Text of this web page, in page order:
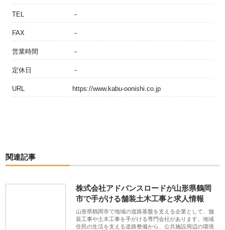
TEL －
FAX －
営業時間 －
定休日 －
URL https://www.kabu-oonishi.co.jp
関連記事
株式会社アドバンスロードが山形県鶴岡
市で手がける舗装土木工事と求人情報
山形県鶴岡市で地域の道路基盤を支える企業として、舗
装工事や土木工事を手がける専門会社があります。地域
住民の生活を支える道路整備から、公共施設周辺の環境